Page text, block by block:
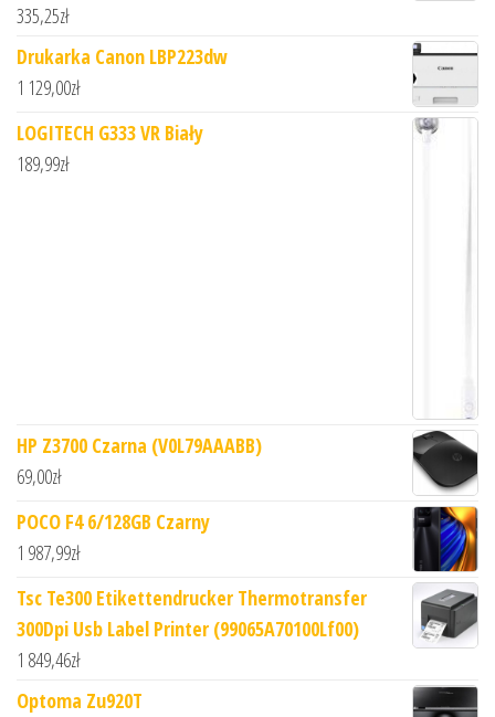
335,25zł
Drukarka Canon LBP223dw
1 129,00zł
LOGITECH G333 VR Biały
189,99zł
HP Z3700 Czarna (V0L79AAABB)
69,00zł
POCO F4 6/128GB Czarny
1 987,99zł
Tsc Te300 Etikettendrucker Thermotransfer
300Dpi Usb Label Printer (99065A70100Lf00)
1 849,46zł
Optoma Zu920T